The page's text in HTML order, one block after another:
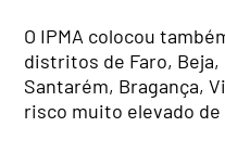
O IPMA colocou
distritos de Faro,
Santarém, Bragança,
risco muito elevado